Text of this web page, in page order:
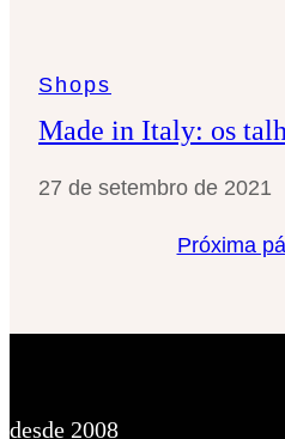
Shops
Made in Italy: os
27 de setembro de 2021
Próxima
desde 2008